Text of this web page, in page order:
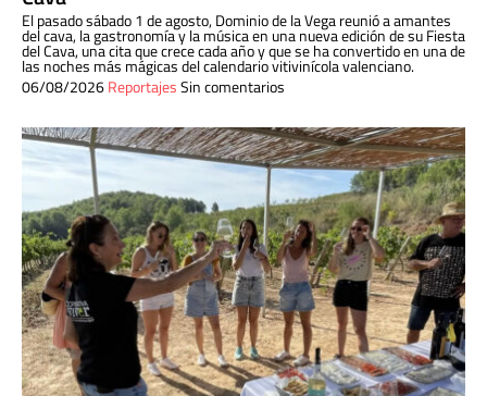
El pasado sábado 1 de agosto, Dominio de la Vega reunió a amantes
del cava, la gastronomía y la música en una nueva edición de su Fiesta
del Cava, una cita que crece cada año y que se ha convertido en una de
las noches más mágicas del calendario vitivinícola valenciano.
06/08/2026ReportajesSin comentarios